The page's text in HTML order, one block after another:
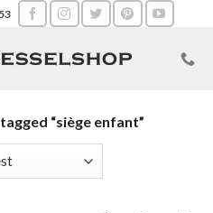
“siège enfant”